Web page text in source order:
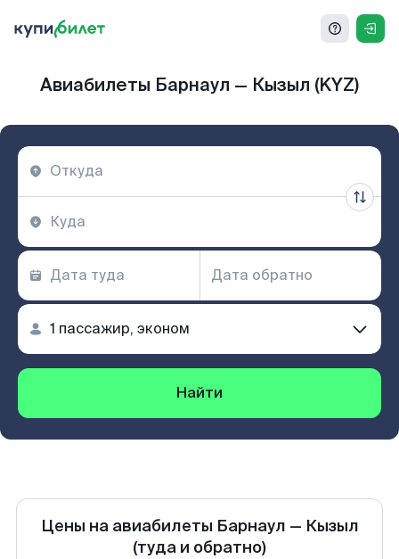
Авиабилеты Барнаул — Кызыл (KYZ)
Найти
Цены на авиабилеты Барнаул — Кызыл
(туда и обратно)